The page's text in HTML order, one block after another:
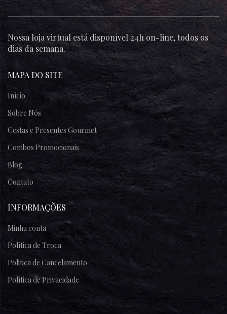
Nossa loja virtual está disponível 24h on-line, todos os
dias da semana.
MAPA DO SITE
Início
Sobre Nós
Cestas e Presentes Gourmet
Combos Promocionais
Blog
Contato
INFORMAÇÕES
Minha conta
Política de Troca
Politica de Cancelamento
Política de Privacidade